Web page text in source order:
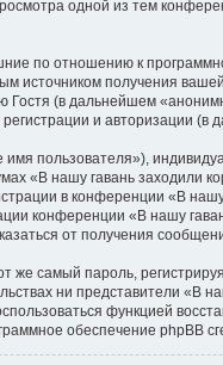
одной из тем
по отношению к
источником получения
(в дальнейшем
и авторизации
пользователя»),
«В нашу гавань заходили
в конференции «В
конференции «В нашу
от получения
самый пароль,
ни представители «В
функцией
обеспечение phpBB